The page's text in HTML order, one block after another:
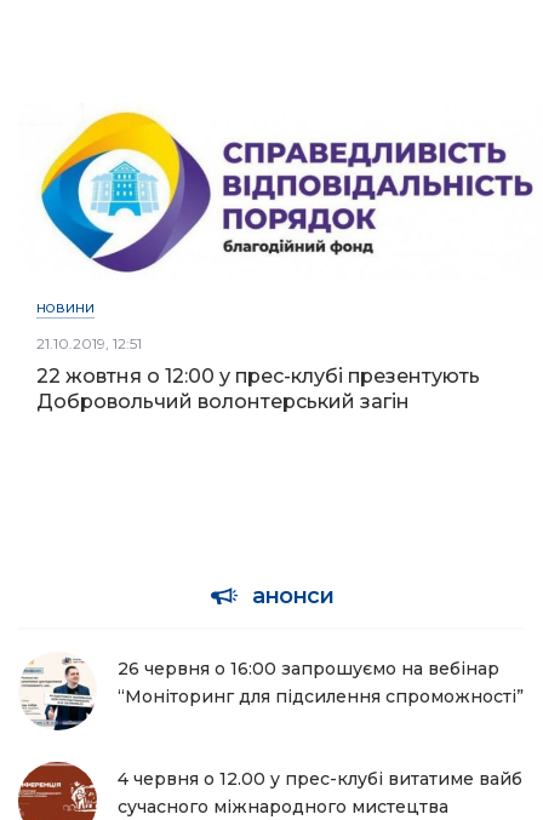
НОВИНИ
21.10.2019, 12:51
22 жовтня о 12:00 у прес-клубі презентують
Добровольчий волонтерський загін
анонси
26 червня о 16:00 запрошуємо на вебінар
“Моніторинг для підсилення спроможності”
4 червня о 12.00 у прес-клубі витатиме вайб
сучасного міжнародного мистецтва